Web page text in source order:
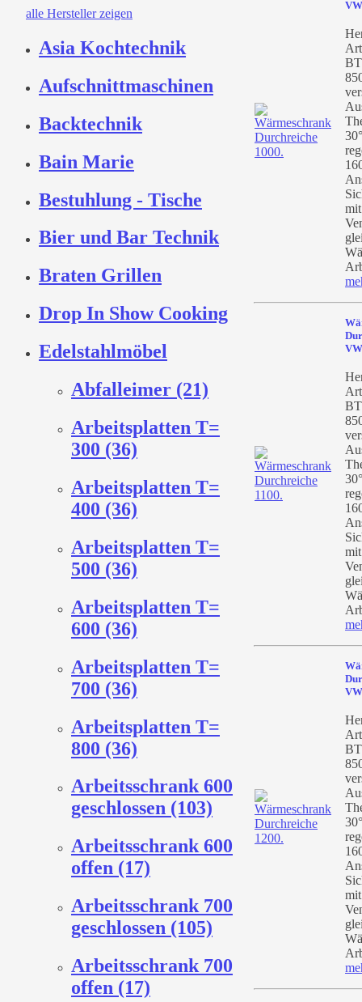
alle Hersteller zeigen
Asia Kochtechnik
Aufschnittmaschinen
Backtechnik
Bain Marie
Bestuhlung - Tische
Bier und Bar Technik
Braten Grillen
Drop In Show Cooking
Edelstahlmöbel
Abfalleimer (21)
Arbeitsplatten T=
300 (36)
Arbeitsplatten T=
400 (36)
Arbeitsplatten T=
500 (36)
Arbeitsplatten T=
600 (36)
Arbeitsplatten T=
700 (36)
Arbeitsplatten T=
800 (36)
Arbeitsschrank 600
geschlossen (103)
Arbeitsschrank 600
offen (17)
Arbeitsschrank 700
geschlossen (105)
Arbeitsschrank 700
offen (17)